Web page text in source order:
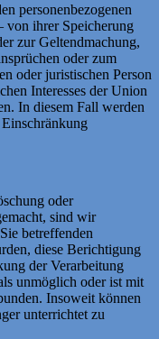
personenbezogenen
von ihrer Speicherung
zur Geltendmachung,
oder zum
oder juristischen Person
Interesses der Union
In diesem Fall werden
oder
sind wir
betreffenden
diese Berichtigung
der Verarbeitung
unmöglich oder ist mit
Insoweit können
unterrichtet zu